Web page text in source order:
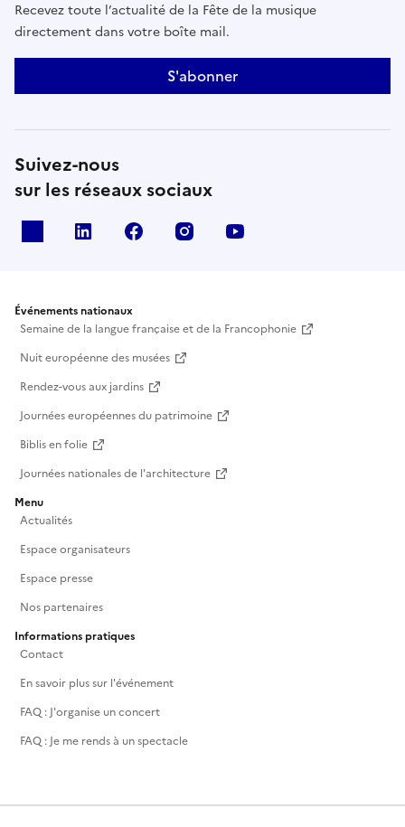
Recevez toute l’actualité de la Fête de la musique
directement dans votre boîte mail.
S'abonner
Suivez-nous
sur les réseaux sociaux
Linkedin Facebook Instagram
Événements nationaux
Semaine de la langue française et de la Francophonie
Nuit européenne des musées
Rendez-vous aux jardins
Journées européennes du patrimoine
Biblis en folie
Journées nationales de l'architecture
Menu
Actualités
Espace organisateurs
Espace presse
Nos partenaires
Informations pratiques
Contact
En savoir plus sur l'événement
FAQ : J'organise un concert
FAQ : Je me rends à un spectacle